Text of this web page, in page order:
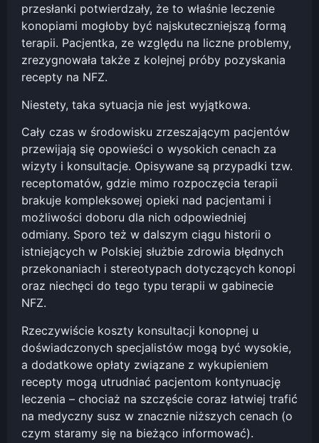
przesłanki potwierdzały, że to właśnie leczenie
konopiami mogłoby być najskuteczniejszą formą
terapii. Pacjentka, ze względu na liczne problemy,
zrezygnowała także z kolejnej próby pozyskania
recepty na NFZ.
Niestety, taka sytuacja nie jest wyjątkowa.
Cały czas w środowisku zrzeszającym pacjentów
przewijają się opowieści o wysokich cenach za
wizyty i konsultacje. Opisywane są przypadki tzw.
receptomatów, gdzie mimo rozpoczęcia terapii
brakuje kompleksowej opieki nad pacjentami i
możliwości doboru dla nich odpowiedniej
odmiany. Sporo też w dalszym ciągu historii o
istniejących w Polskiej służbie zdrowia błędnych
przekonaniach i stereotypach dotyczących konopi
oraz niechęci do tego typu terapii w gabinecie
NFZ.
Rzeczywiście koszty konsultacji konopnej u
doświadczonych specjalistów mogą być wysokie,
a dodatkowe opłaty związane z wykupieniem
recepty mogą utrudniać pacjentom kontynuację
leczenia – chociaż na szczęście coraz łatwiej trafić
na medyczny susz w znacznie niższych cenach (o
czym staramy się na bieżąco informować).